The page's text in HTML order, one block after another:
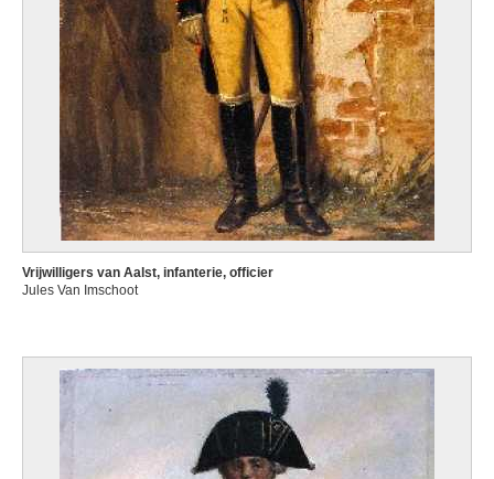
Vrijwilligers van Aalst, infanterie, officier
Jules Van Imschoot